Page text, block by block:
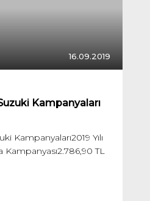
16.09.2019
Suzuki Kampanyaları
Kampanyaları2019 Yılı
Kampanyası2.786,90 TL